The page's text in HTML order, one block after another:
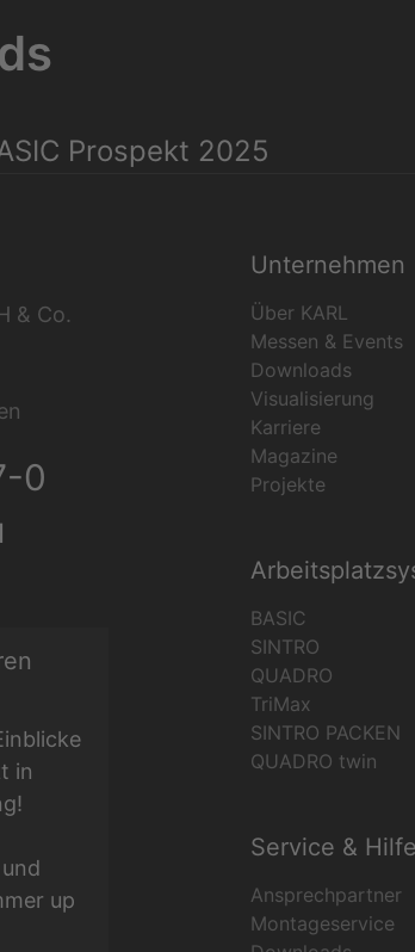
Prospekt 2025
& Co.
0
in
up
Unternehmen
Über KARL
Messen & Events
Downloads
Visualisierung
Karriere
Magazine
Projekte
BASIC
SINTRO
QUADRO
TriMax
SINTRO PACKEN
QUADRO twin
Service & Hilfe
Ansprechpartner
Montageservice